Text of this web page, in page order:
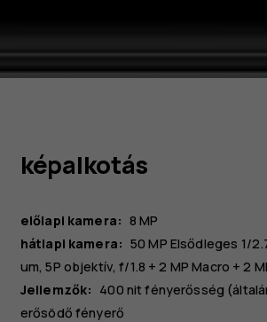
képalkotás
előlapi kamera: 8 MP
hátlapi kamera: 50 MP Elsődleges 1/
um, 5P objektív, f/1.8 + 2 MPMacro + 2
Jellemzők: 400 nit fényerősség
erősödő fényerő